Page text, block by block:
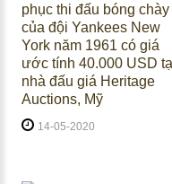
phục thi đấu bóng chày
của đội Yankees New
York năm 1961 có giá
ước tính 40.000 USD
nhà đấu giá Heritage
Auctions, Mỹ
14-05-2020